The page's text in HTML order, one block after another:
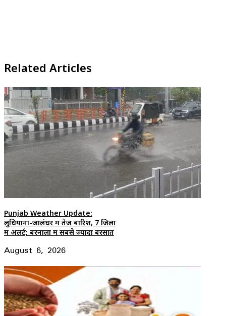
Related Articles
Punjab Weather Update:
लुधियाना-जालंधर में तेज बारिश, 7 जिलों
में अलर्ट; बरनाला में सबसे ज्यादा बरसात
August 6, 2026